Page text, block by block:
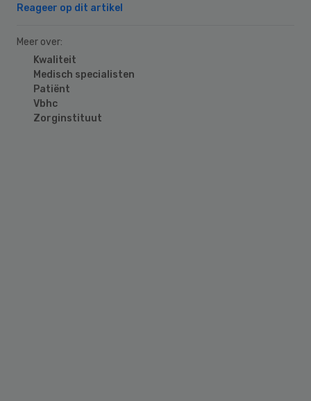
Reageer op dit artikel
Meer over:
Kwaliteit
Medisch specialisten
Patiënt
Vbhc
Zorginstituut